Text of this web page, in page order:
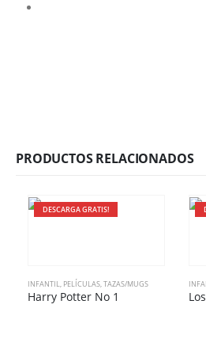
PRODUCTOS RELACIONADOS
DESCARGA GRATIS!
INFANTIL, PELÍCULAS,TAZAS/MUGS
Harry Potter No 1